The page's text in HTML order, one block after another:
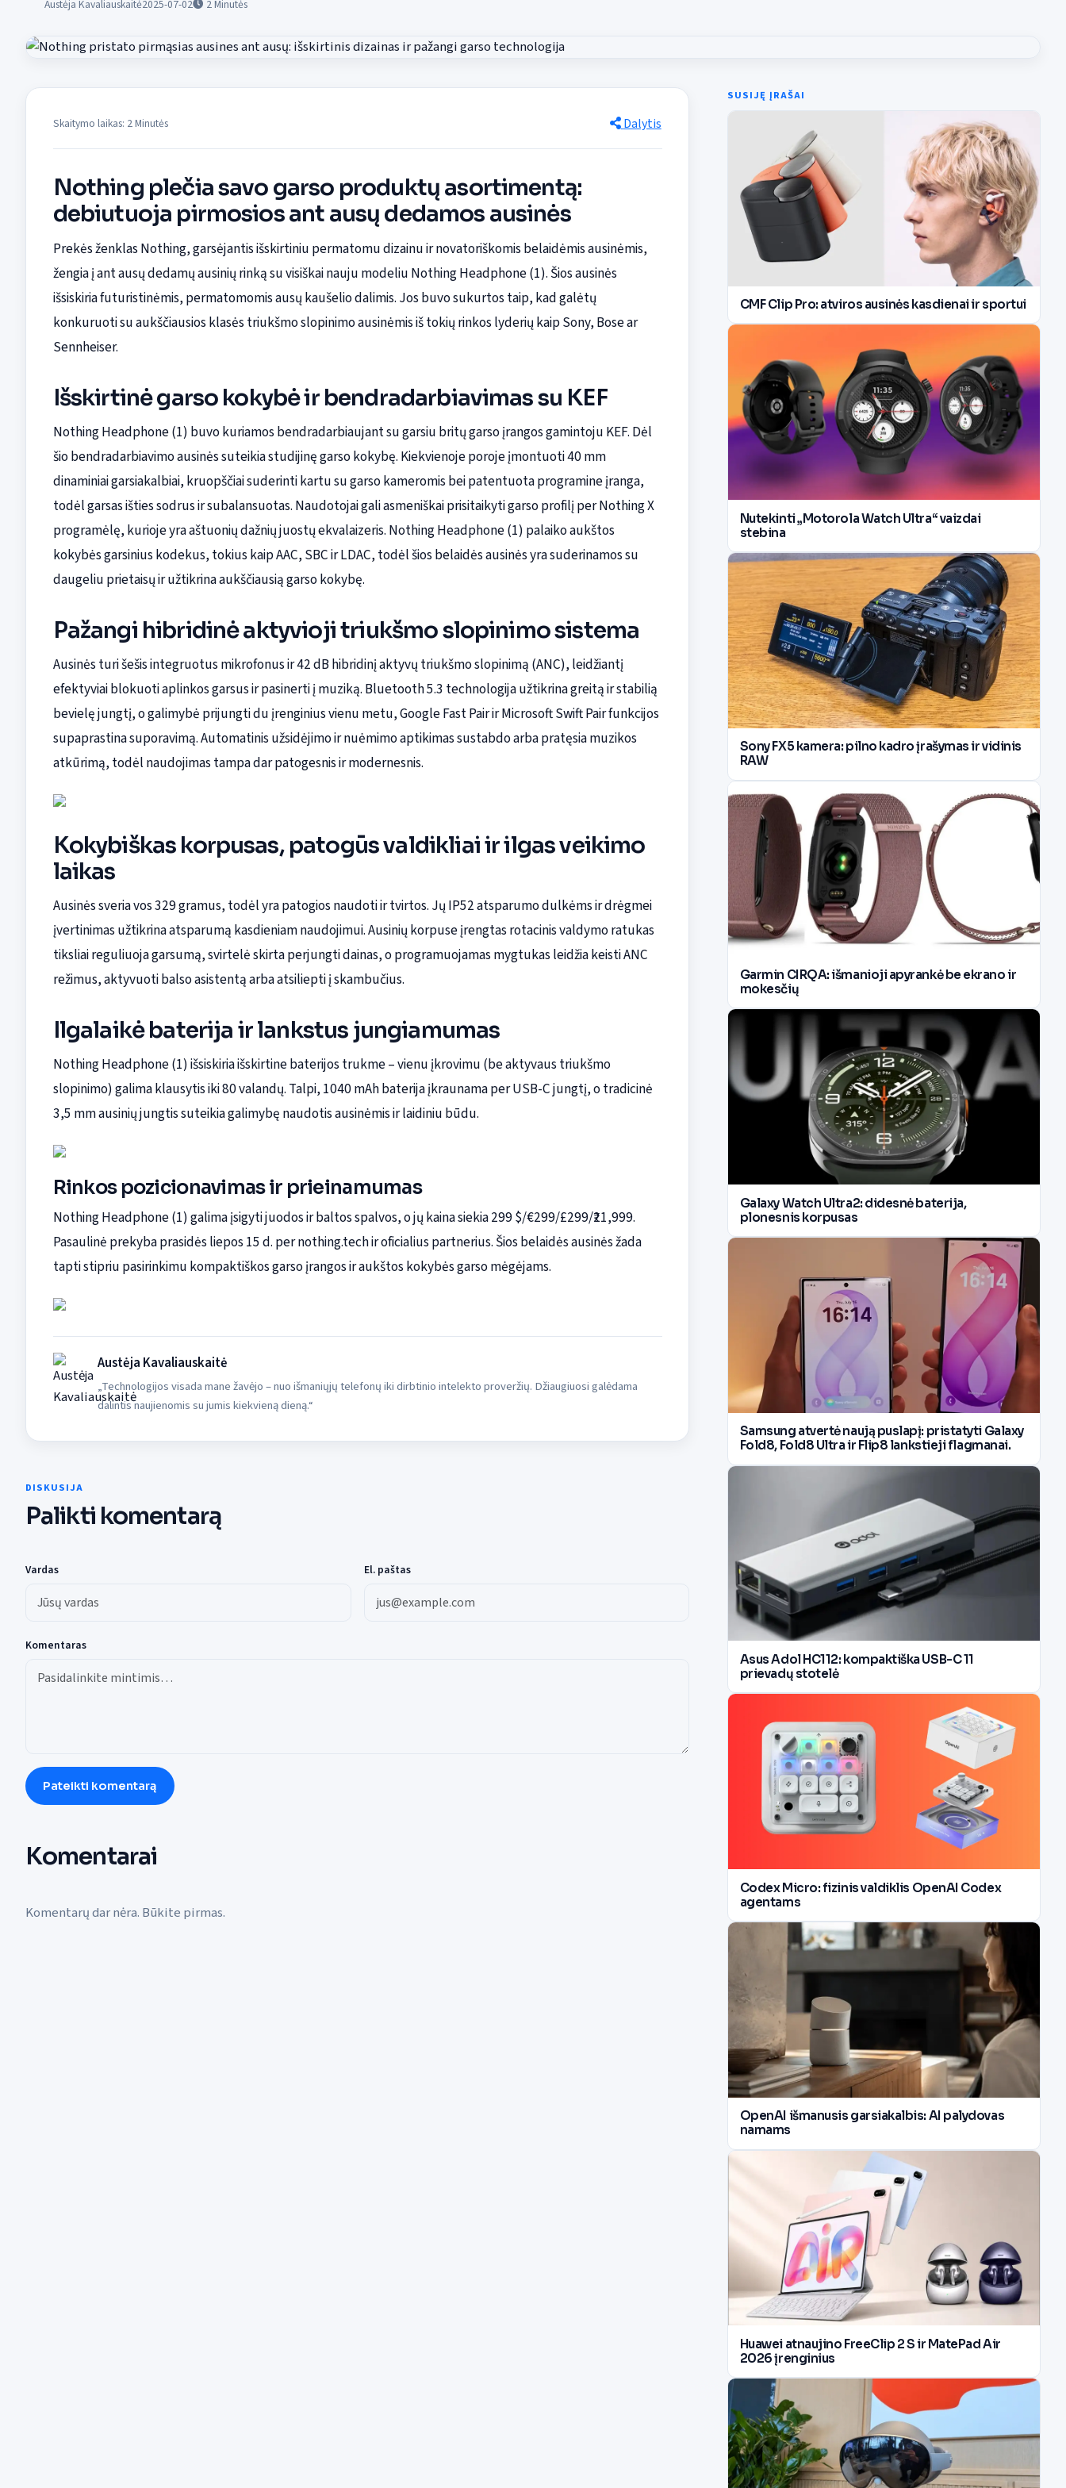
Austėja Kavaliauskaitė2025-07-02 2Minutės
Skaitymo laikas: 2 Minutės Dalytis
Nothing plečia savo garso produktų asortimentą:
debiutuoja pirmosios ant ausų dedamos ausinės
Prekės ženklas Nothing, garsėjantis išskirtiniu permatomu dizainu ir novatoriškomis belaidėmis ausinėmis,
žengia į ant ausų dedamų ausinių rinką su visiškai nauju modeliu Nothing Headphone (1). Šios ausinės
išsiskiria futuristinėmis, permatomomis ausų kaušelio dalimis. Jos buvo sukurtos taip, kad galėtų
konkuruoti su aukščiausios klasės triukšmo slopinimo ausinėmis iš tokių rinkos lyderių kaip Sony, Bose ar
Sennheiser.
Išskirtinė garso kokybė ir bendradarbiavimas su KEF
Nothing Headphone (1) buvo kuriamos bendradarbiaujant su garsiu britų garso įrangos gamintoju KEF. Dėl
šio bendradarbiavimo ausinės suteikia studijinę garso kokybę. Kiekvienoje poroje įmontuoti 40 mm
dinaminiai garsiakalbiai, kruopščiai suderinti kartu su garso kameromis bei patentuota programine įranga,
todėl garsas išties sodrus ir subalansuotas. Naudotojai gali asmeniškai prisitaikyti garso profilį per Nothing X
programėlę, kurioje yra aštuonių dažnių juostų ekvalaizeris. Nothing Headphone (1) palaiko aukštos
kokybės garsinius kodekus, tokius kaip AAC, SBC ir LDAC, todėl šios belaidės ausinės yra suderinamos su
daugeliu prietaisų ir užtikrina aukščiausią garso kokybę.
Pažangi hibridinė aktyvioji triukšmo slopinimo sistema
Ausinės turi šešis integruotus mikrofonus ir 42 dB hibridinį aktyvų triukšmo slopinimą (ANC), leidžiantį
efektyviai blokuoti aplinkos garsus ir pasinerti į muziką. Bluetooth 5.3 technologija užtikrina greitą ir stabilią
bevielę jungtį, o galimybė prijungti du įrenginius vienu metu, Google Fast Pair ir Microsoft Swift Pair funkcijos
supaprastina suporavimą. Automatinis užsidėjimo ir nuėmimo aptikimas sustabdo arba pratęsia muzikos
atkūrimą, todėl naudojimas tampa dar patogesnis ir modernesnis.
Kokybiškas korpusas, patogūs valdikliai ir ilgas veikimo
laikas
Ausinės sveria vos 329 gramus, todėl yra patogios naudoti ir tvirtos. Jų IP52 atsparumo dulkėms ir drėgmei
įvertinimas užtikrina atsparumą kasdieniam naudojimui. Ausinių korpuse įrengtas rotacinis valdymo ratukas
tiksliai reguliuoja garsumą, svirtelė skirta perjungti dainas, o programuojamas mygtukas leidžia keisti ANC
režimus, aktyvuoti balso asistentą arba atsiliepti į skambučius.
Ilgalaikė baterija ir lankstus jungiamumas
Nothing Headphone (1) išsiskiria išskirtine baterijos trukme – vienu įkrovimu (be aktyvaus triukšmo
slopinimo) galima klausytis iki 80 valandų. Talpi, 1040 mAh baterija įkraunama per USB-C jungtį, o tradicinė
3,5 mm ausinių jungtis suteikia galimybę naudotis ausinėmis ir laidiniu būdu.
Rinkos pozicionavimas ir prieinamumas
Nothing Headphone (1) galima įsigyti juodos ir baltos spalvos, o jų kaina siekia 299 $/€299/£299/₹21,999.
Pasaulinė prekyba prasidės liepos 15 d. per nothing.tech ir oficialius partnerius. Šios belaidės ausinės žada
tapti stipriu pasirinkimu kompaktiškos garso įrangos ir aukštos kokybės garso mėgėjams.
Austėja Kavaliauskaitė
„Technologijos visada mane žavėjo – nuo išmaniųjų telefonų iki dirbtinio intelekto proveržių. Džiaugiuosi galėdama
dalintis naujienomis su jumis kiekvieną dieną.“
DISKUSIJA
Palikti komentarą
Vardas El. paštas
Komentaras
Pateikti komentarą
Komentarai
Komentarų dar nėra. Būkite pirmas.
SUSIJĘ ĮRAŠAI
CMF Clip Pro: atviros ausinės kasdienai ir sportui
Nutekinti „Motorola Watch Ultra“ vaizdai
stebina
Sony FX5 kamera: pilno kadro įrašymas ir vidinis
RAW
Garmin CIRQA: išmanioji apyrankė be ekrano ir
mokesčių
Galaxy Watch Ultra2: didesnė baterija,
plonesnis korpusas
Samsung atvertė naują puslapį: pristatyti Galaxy
Fold8, Fold8 Ultra ir Flip8 lankstieji flagmanai.
Asus Adol HC112: kompaktiška USB-C 11
prievadų stotelė
Codex Micro: fizinis valdiklis OpenAI Codex
agentams
OpenAI išmanusis garsiakalbis: AI palydovas
namams
Huawei atnaujino FreeClip 2 S ir MatePad Air
2026 įrenginius